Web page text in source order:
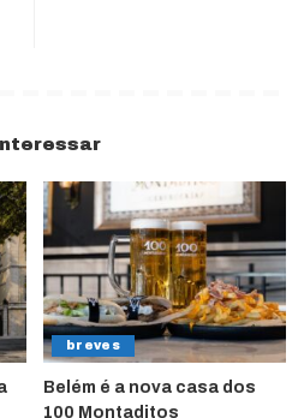
breves
Belém é a nova casa dos
100 Montaditos